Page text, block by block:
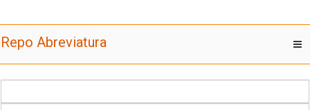
Repo Abreviatura